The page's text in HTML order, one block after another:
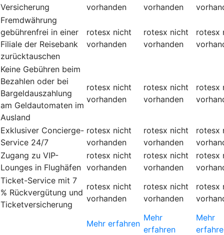
Versicherung vorhanden vorhanden
Fremdwährung
gebührenfrei in einer
Filiale der Reisebank
zurücktauschen
rotesx nicht
vorhanden
rotesx nicht
vorhanden
rotesx
Keine Gebühren beim
Bezahlen oder bei
Bargeldauszahlung
am Geldautomaten im
Ausland
rotesx nicht
vorhanden
rotesx nicht
vorhanden
rotesx
Exklusiver Concierge-
Service 24/7
rotesx nicht
vorhanden
rotesx nicht
vorhanden
rotesx
Zugang zu VIP-
Lounges in Flughäfen
rotesx nicht
vorhanden
rotesx nicht
vorhanden
rotesx
Ticket-Service mit 7
% Rückvergütung und
Ticketversicherung
rotesx nicht
vorhanden
rotesx nicht
vorhanden
rotesx
Mehr erfahren
Mehr
erfahren
Mehr